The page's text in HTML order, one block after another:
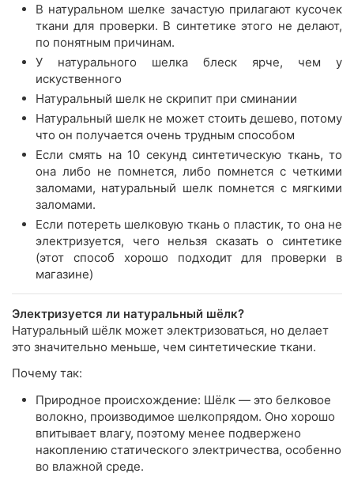
В натуральном шелке зачастую прилагают кусочек
ткани для проверки. В синтетике этого не делают,
по понятным причинам.
У натурального шелка блеск ярче, чем у
искуственного
Натуральный шелк не скрипит при сминании
Натуральный шелк не может стоить дешево, потому
что он получается очень трудным способом
Если смять на 10 секунд синтетическую ткань, то
она либо не помнется, либо помнется с четкими
заломами, натуральный шелк помнется с мягкими
заломами.
Если потереть шелковую ткань о пластик, то она не
электризуется, чего нельзя сказать о синтетике
(этот способ хорошо подходит для проверки в
магазине)
Электризуется ли натуральный шёлк?
Натуральный шёлк может электризоваться, но делает
это значительно меньше, чем синтетические ткани.
Почему так:
Природное происхождение: Шёлк — это белковое
волокно, производимое шелкопрядом. Оно хорошо
впитывает влагу, поэтому менее подвержено
накоплению статического электричества, особенно
во влажной среде.